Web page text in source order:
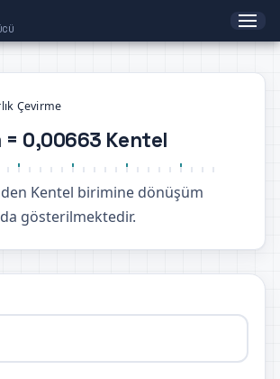
Çevirme
= 0,00663 Kentel
Kentel birimine dönüşüm
gösterilmektedir.